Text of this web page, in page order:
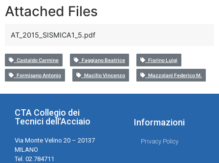
Attached Files
AT_2015_SISMICA1_5.pdf
Castaldo Carmine Faggiano Beatrice Fiorino Luigi
Formisano Antonio Macillo Vincenzo Mazzolani Federico M.
CTA Collegio dei
Tecnici dell'Acciaio
Via Monte Velino 20 – 20137
MILANO
Tel. 02.784711
Informazioni
Privacy Policy